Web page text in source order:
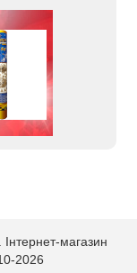
магазин
2026